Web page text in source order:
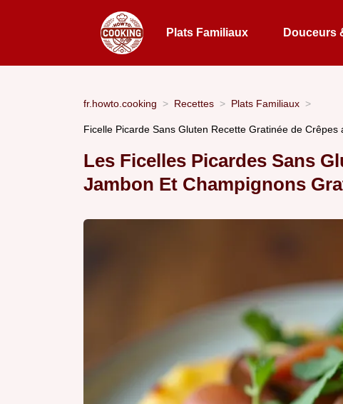
Plats Familiaux Douceurs
fr.howto.cooking Recettes Plats Familiaux
Ficelle Picarde Sans Gluten Recette Gratinée de Crêpes
Les Ficelles Picardes Sans
Jambon Et Champignons